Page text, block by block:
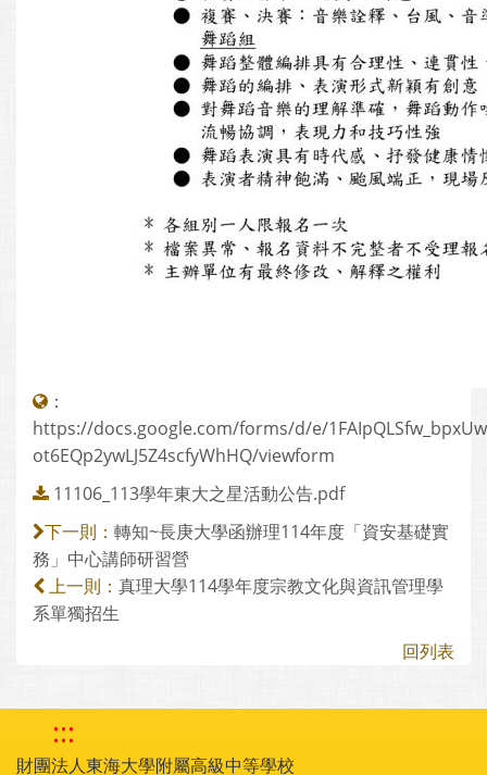
：
https://docs.google.com/forms/d/e/
ot6EQp2ywLJ5Z4scfyWhHQ/viewform
11106_113學年東大之星活動公告.pdf
下一則： 轉知~長庚大學函辦理114年度「資安基礎實
務」中心講師研習營
上一則： 真理大學114學年度宗教文化與資訊管理學
系單獨招生
回列表
:::
財團法人東海大學附屬高級中等學校